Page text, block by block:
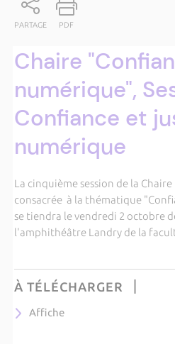
PARTAGE PDF
Chaire
numérique",
Confiance et
numérique
La cinquième session de la
consacrée à la thématique
se tiendra le vendredi 2 octobre
l'amphithéâtre Landry de la
À TÉLÉCHARGER
Affiche